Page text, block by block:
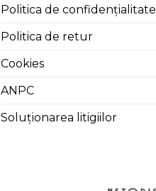
Politica de confidențialitate
Politica de retur
Cookies
ANPC
Soluționarea litigiilor